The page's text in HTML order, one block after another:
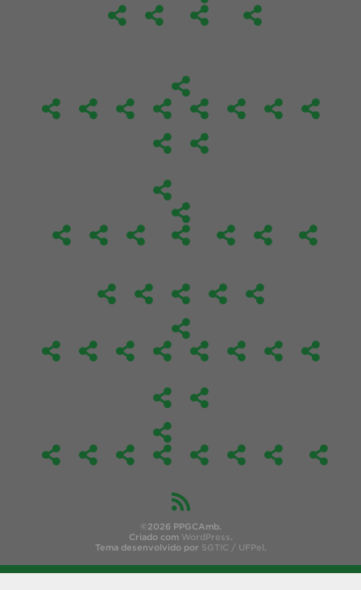
©2026 PPGCAmb.
Criado com WordPress.
Tema desenvolvido por SGTIC / UFPel.